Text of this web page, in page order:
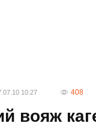
10:27 408
вояж